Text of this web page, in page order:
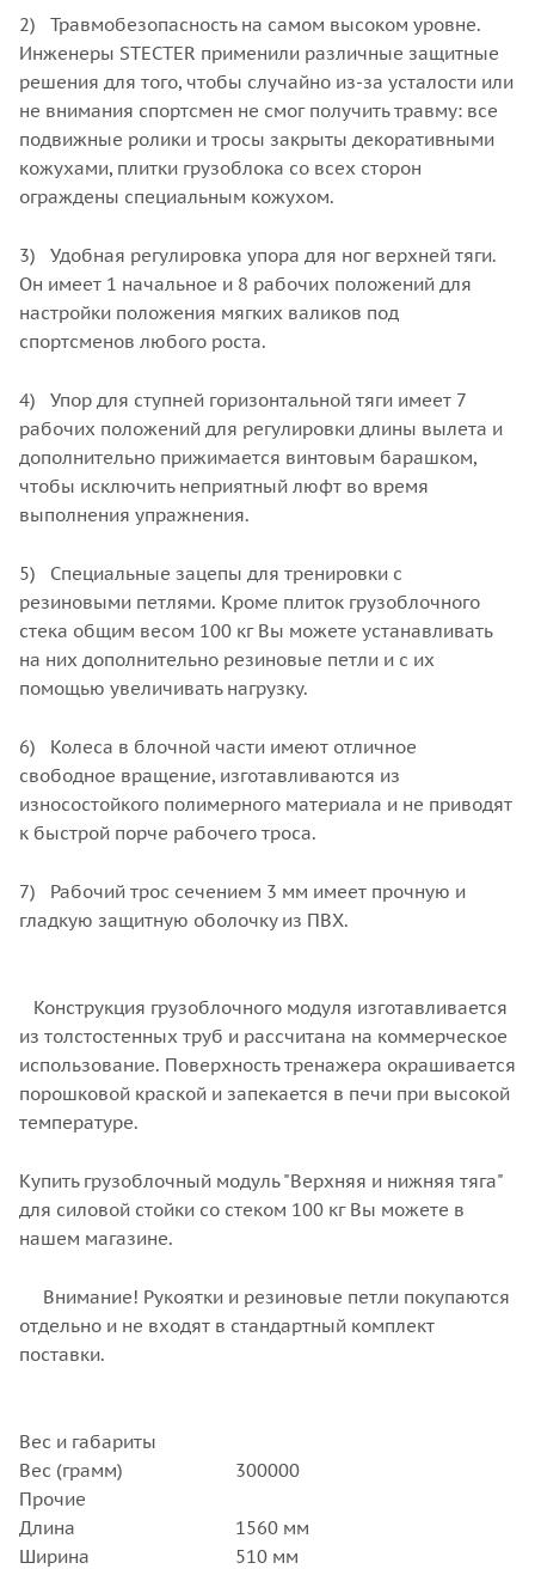
2) Травмобезопасность на самом высоком уровне.
Инженеры STECTER применили различные защитные
решения для того, чтобы случайно из-за усталости или
не внимания спортсмен не смог получить травму: все
подвижные ролики и тросы закрыты декоративными
кожухами, плитки грузоблока со всех сторон
ограждены специальным кожухом.
3) Удобная регулировка упора для ног верхней тяги.
Он имеет 1 начальное и 8 рабочих положений для
настройки положения мягких валиков под
спортсменов любого роста.
4) Упор для ступней горизонтальной тяги имеет 7
рабочих положений для регулировки длины вылета и
дополнительно прижимается винтовым барашком,
чтобы исключить неприятный люфт во время
выполнения упражнения.
5) Специальные зацепы для тренировки с
резиновыми петлями. Кроме плиток грузоблочного
стека общим весом 100 кг Вы можете устанавливать
на них дополнительно резиновые петли и с их
помощью увеличивать нагрузку.
6) Колеса в блочной части имеют отличное
свободное вращение, изготавливаются из
износостойкого полимерного материала и не приводят
к быстрой порче рабочего троса.
7) Рабочий трос сечением 3 мм имеет прочную и
гладкую защитную оболочку из ПВХ.
Конструкция грузоблочного модуля изготавливается
из толстостенных труб и рассчитана на коммерческое
использование. Поверхность тренажера окрашивается
порошковой краской и запекается в печи при высокой
температуре.
Купить грузоблочный модуль "Верхняя и нижняя тяга"
для силовой стойки со стеком 100 кг Вы можете в
нашем магазине.
Внимание! Рукоятки и резиновые петли покупаются
отдельно и не входят в стандартный комплект
поставки.
Вес и габариты
Вес (грамм)
300000
Прочие
Длина
1560 мм
Ширина
510 мм